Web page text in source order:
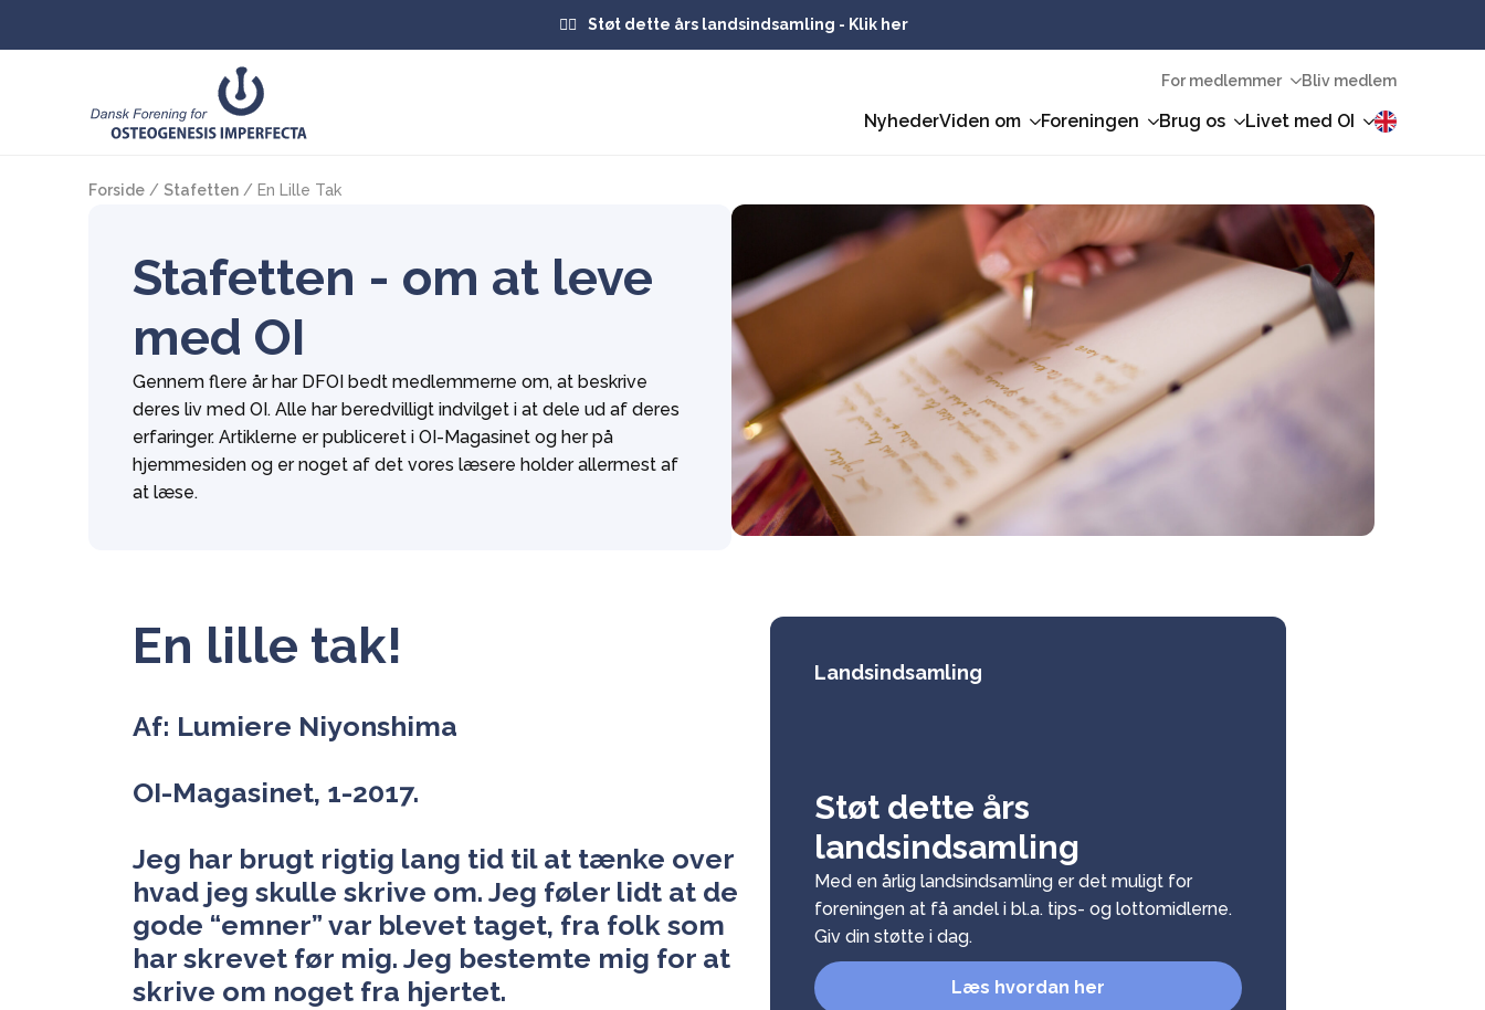
Støt dette års landsindsamling - Klik her
For medlemmer Bliv medlem
NyhederViden om Foreningen Brug os Livet med OI
Forside / Stafetten / En Lille Tak
Stafetten - om at leve
med OI
Gennem flere år har DFOI bedt medlemmerne om, at beskrive
deres liv med OI. Alle har beredvilligt indvilget i at dele ud af deres
erfaringer. Artiklerne er publiceret i OI-Magasinet og her på
hjemmesiden og er noget af det vores læsere holder allermest af
at læse.
En lille tak!
Af: Lumiere Niyonshima
OI-Magasinet, 1-2017.
Jeg har brugt rigtig lang tid til at tænke over
hvad jeg skulle skrive om. Jeg føler lidt at de
gode “emner” var blevet taget, fra folk som
har skrevet før mig. Jeg bestemte mig for at
skrive om noget fra hjertet.
Landsindsamling
Støt dette års
landsindsamling
Med en årlig landsindsamling er det muligt for
foreningen at få andel i bl.a. tips- og lottomidlerne.
Giv din støtte i dag.
Læs hvordan her